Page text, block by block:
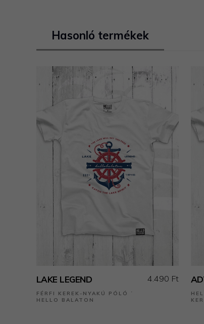
Hasonló termékek
LAKE LEGEND
FÉRFI KEREK-NYAKÚ PÓLÓ ˙
HELLO BALATON
4.490 Ft